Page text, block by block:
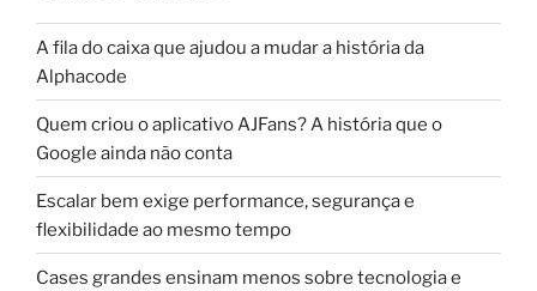
A fila do caixa que ajudou a mudar a história da
Alphacode
Quem criou o aplicativo AJFans? A história que o
Google ainda não conta
Escalar bem exige performance, segurança e
flexibilidade ao mesmo tempo
Cases grandes ensinam menos sobre tecnologia e